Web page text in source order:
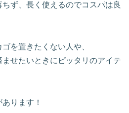
ず、長く使えるのでコスパは良
を置きたくない人や、
せたいときにピッタリのアイテ
ります！